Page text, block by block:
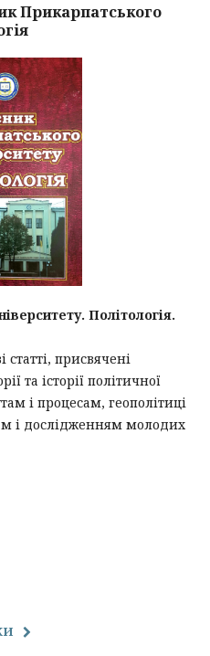
Прикарпатського
Політологія.
присвячені
та історії політичної
і процесам, геополітиці
і дослідженням молодих